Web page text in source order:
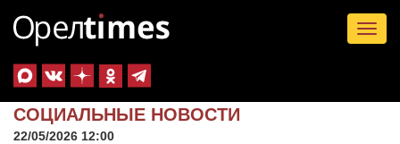
СОЦИАЛЬНЫЕ НОВОСТИ
22/05/2026 12:00